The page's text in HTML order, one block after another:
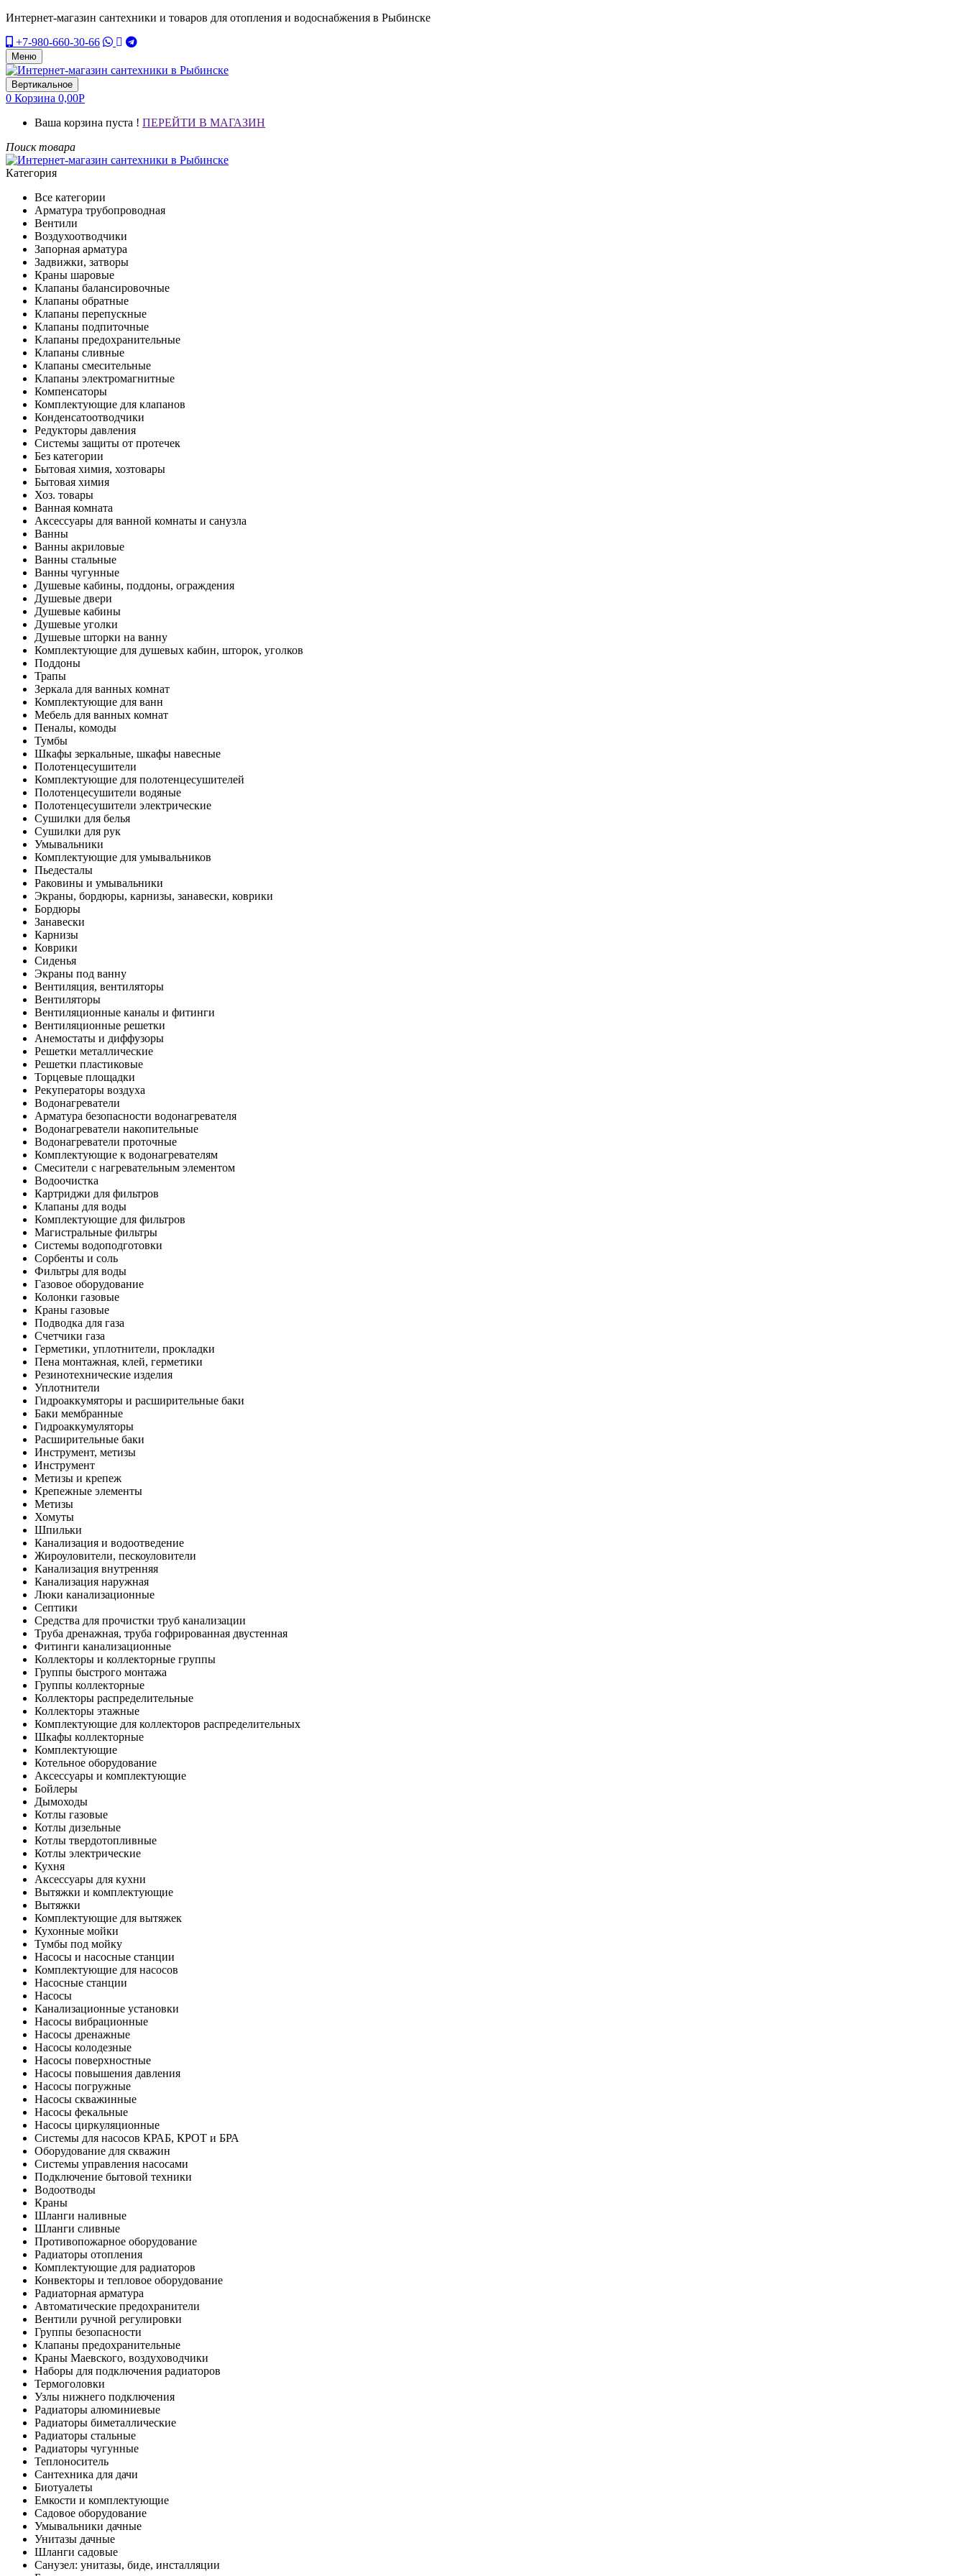
Интернет-магазин сантехники и товаров для отопления и водоснабжения в Рыбинске
+7-980-660-30-66
Меню
Вертикальное
0 Корзина 0,00Р
Ваша корзина пуста ! ПЕРЕЙТИ В МАГАЗИН
Поиск товара
Категория
Все категории
Арматура трубопроводная
Вентили
Воздухоотводчики
Запорная арматура
Задвижки, затворы
Краны шаровые
Клапаны балансировочные
Клапаны обратные
Клапаны перепускные
Клапаны подпиточные
Клапаны предохранительные
Клапаны сливные
Клапаны смесительные
Клапаны электромагнитные
Компенсаторы
Комплектующие для клапанов
Конденсатоотводчики
Редукторы давления
Системы защиты от протечек
Без категории
Бытовая химия, хозтовары
Бытовая химия
Хоз. товары
Ванная комната
Аксессуары для ванной комнаты и санузла
Ванны
Ванны акриловые
Ванны стальные
Ванны чугунные
Душевые кабины, поддоны, ограждения
Душевые двери
Душевые кабины
Душевые уголки
Душевые шторки на ванну
Комплектующие для душевых кабин, шторок, уголков
Поддоны
Трапы
Зеркала для ванных комнат
Комплектующие для ванн
Мебель для ванных комнат
Пеналы, комоды
Тумбы
Шкафы зеркальные, шкафы навесные
Полотенцесушители
Комплектующие для полотенцесушителей
Полотенцесушители водяные
Полотенцесушители электрические
Сушилки для белья
Сушилки для рук
Умывальники
Комплектующие для умывальников
Пьедесталы
Раковины и умывальники
Экраны, бордюры, карнизы, занавески, коврики
Бордюры
Занавески
Карнизы
Коврики
Сиденья
Экраны под ванну
Вентиляция, вентиляторы
Вентиляторы
Вентиляционные каналы и фитинги
Вентиляционные решетки
Анемостаты и диффузоры
Решетки металлические
Решетки пластиковые
Торцевые площадки
Рекуператоры воздуха
Водонагреватели
Арматура безопасности водонагревателя
Водонагреватели накопительные
Водонагреватели проточные
Комплектующие к водонагревателям
Смесители с нагревательным элементом
Водоочистка
Картриджи для фильтров
Клапаны для воды
Комплектующие для фильтров
Магистральные фильтры
Системы водоподготовки
Сорбенты и соль
Фильтры для воды
Газовое оборудование
Колонки газовые
Краны газовые
Подводка для газа
Счетчики газа
Герметики, уплотнители, прокладки
Пена монтажная, клей, герметики
Резинотехнические изделия
Уплотнители
Гидроаккумяторы и расширительные баки
Баки мембранные
Гидроаккумуляторы
Расширительные баки
Инструмент, метизы
Инструмент
Метизы и крепеж
Крепежные элементы
Метизы
Хомуты
Шпильки
Канализация и водоотведение
Жироуловители, пескоуловители
Канализация внутренняя
Канализация наружная
Люки канализационные
Септики
Средства для прочистки труб канализации
Труба дренажная, труба гофрированная двустенная
Фитинги канализационные
Коллекторы и коллекторные группы
Группы быстрого монтажа
Группы коллекторные
Коллекторы распределительные
Коллекторы этажные
Комплектующие для коллекторов распределительных
Шкафы коллекторные
Комплектующие
Котельное оборудование
Аксессуары и комплектующие
Бойлеры
Дымоходы
Котлы газовые
Котлы дизельные
Котлы твердотопливные
Котлы электрические
Кухня
Аксессуары для кухни
Вытяжки и комплектующие
Вытяжки
Комплектующие для вытяжек
Кухонные мойки
Тумбы под мойку
Насосы и насосные станции
Комплектующие для насосов
Насосные станции
Насосы
Канализационные установки
Насосы вибрационные
Насосы дренажные
Насосы колодезные
Насосы поверхностные
Насосы повышения давления
Насосы погружные
Насосы скважинные
Насосы фекальные
Насосы циркуляционные
Системы для насосов КРАБ, КРОТ и БРА
Оборудование для скважин
Системы управления насосами
Подключение бытовой техники
Водоотводы
Краны
Шланги наливные
Шланги сливные
Противопожарное оборудование
Радиаторы отопления
Комплектующие для радиаторов
Конвекторы и тепловое оборудование
Радиаторная арматура
Автоматические предохранители
Вентили ручной регулировки
Группы безопасности
Клапаны предохранительные
Краны Маевского, воздуховодчики
Наборы для подключения радиаторов
Термоголовки
Узлы нижнего подключения
Радиаторы алюминиевые
Радиаторы биметаллические
Радиаторы стальные
Радиаторы чугунные
Теплоноситель
Сантехника для дачи
Биотуалеты
Емкости и комплектующие
Садовое оборудование
Умывальники дачные
Унитазы дачные
Шланги садовые
Санузел: унитазы, биде, инсталляции